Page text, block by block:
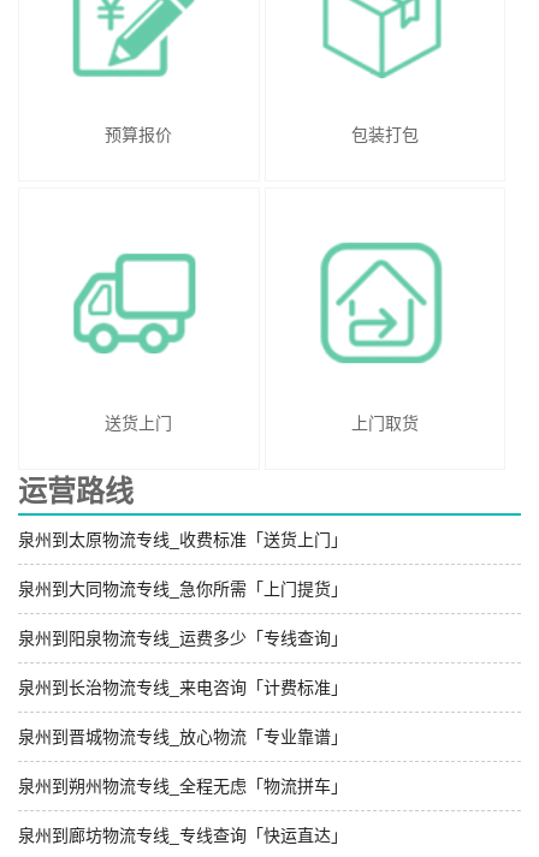
预算报价 包装打包
送货上门 上门取货
运营路线
泉州到太原物流专线_收费标准「送货上门」
泉州到大同物流专线_急你所需「上门提货」
泉州到阳泉物流专线_运费多少「专线查询」
泉州到长治物流专线_来电咨询「计费标准」
泉州到晋城物流专线_放心物流「专业靠谱」
泉州到朔州物流专线_全程无虑「物流拼车」
泉州到廊坊物流专线_专线查询「快运直达」